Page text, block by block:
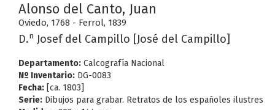
Alonso del Canto, Juan
Oviedo, 1768 - Ferrol, 1839
D.n Josef del Campillo [José del Campillo]
Departamento: Calcografía Nacional
Nº Inventario: DG-0083
Fecha: [ca. 1803]
Serie: Dibujos para grabar. Retratos de los españoles ilustres